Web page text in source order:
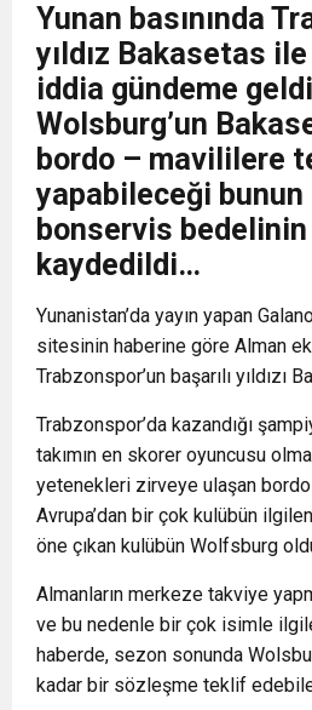
Yunan basınında
yıldız Bakasetas
iddia gündeme
Wolsburg’un
bordo – mavililere
yapabileceği bunun
bonservis
kaydedildi…
Yunanistan’da yayın yapan
sitesinin haberine göre Alman
Trabzonspor’un başarılı yıldızı
Trabzonspor’da kazandığı
takımın en skorer oyuncusu
yetenekleri zirveye ulaşan
Avrupa’dan bir çok kulübün
öne çıkan kulübün Wolfsburg
Almanların merkeze takviye
ve bu nedenle bir çok isimle
haberde, sezon sonunda
kadar bir sözleşme teklif